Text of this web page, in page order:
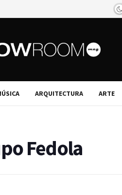
ARQUITECTURA ARTE
Fedola